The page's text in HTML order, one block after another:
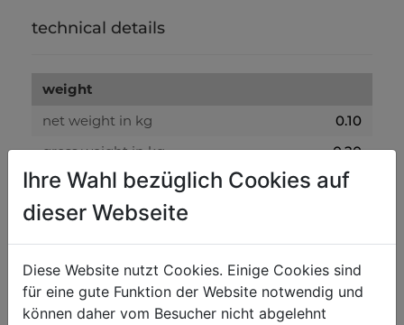
technical details
weight
net weight in kg
0.10
gross weight in kg
0.20
packaging
packaging width in mm
400
packaging length in mm
700
Ihre Wahl bezüglich Cookies auf
dieser Webseite
Diese Website nutzt Cookies. Einige Cookies sind
für eine gute Funktion der Website notwendig und
können daher vom Besucher nicht abgelehnt